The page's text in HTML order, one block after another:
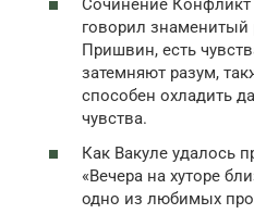
Сочинение Конфликт
говорил знаменитый
Пришвин, есть
затемняют разум,
способен охладить
чувства.
Как Вакуле удалось
«Вечера на хуторе
одно из любимых